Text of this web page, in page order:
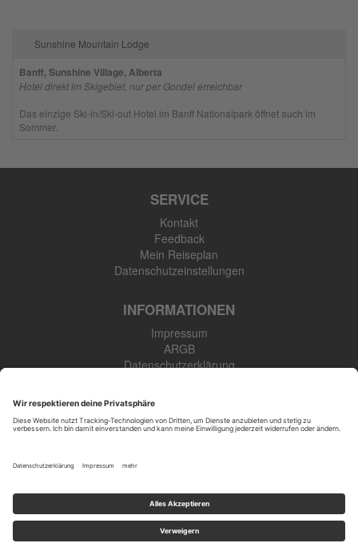
Sunshine Mountain Lodge
Banff, Sunshine Village, Alberta
Hotel direkt im Skigebiet, nur per Gondel erreichbar
Das einzige Ski-in/Ski-out Hotel im Banff Nationalpark öffnet auch im
Sommer.
SERVICE
Kontakt
Feedback
Mein Reiseplan
Datenschutzeinstellungen
INFORMATIONEN
Impressum
ARGB
Datenschutzerklärung
48308 Senden-Bösensell
Öffnungszeiten: Mo.-Fr. 09:00-17:00